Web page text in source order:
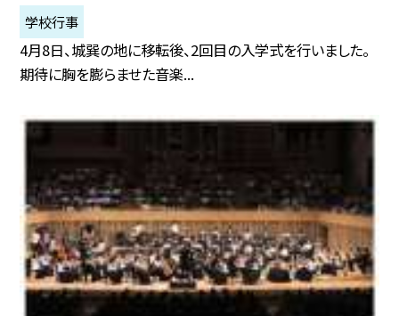
学校行事
4月8日、城巽の地に移転後、2回目の入学式を行いました。
期待に胸を膨らませた音楽...